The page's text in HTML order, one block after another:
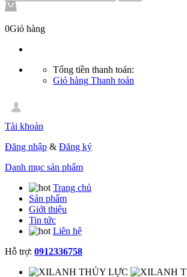
0Giỏ hàng
Tổng tiền thanh toán:
Giỏ hàng Thanh toán
Tài khoản
Đăng nhập & Đăng ký
Danh mục sản phẩm
Trang chủ
Sản phẩm
Giới thiệu
Tin tức
Liên hệ
Hỗ trợ: 0912336758